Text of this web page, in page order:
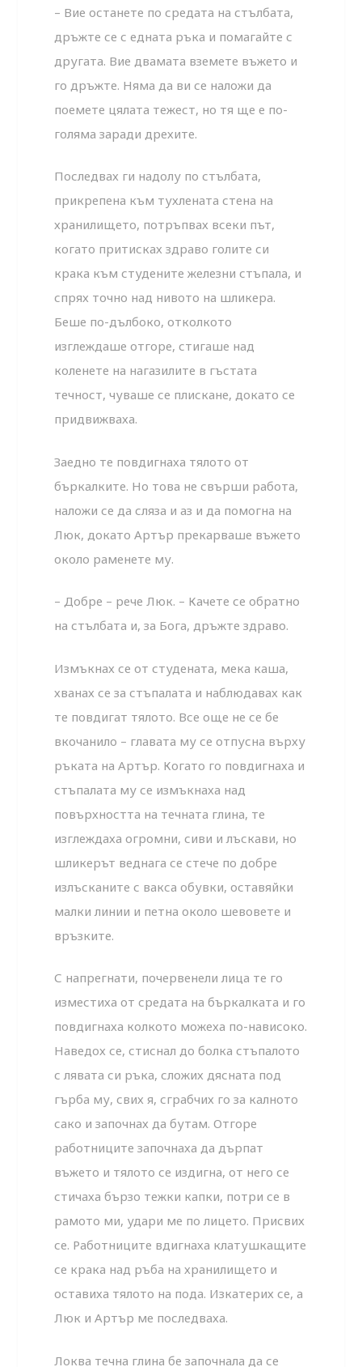
– Вие останете по средата на стълбата,
дръжте се с едната ръка и помагайте с
другата. Вие двамата вземете въжето и
го дръжте. Няма да ви се наложи да
поемете цялата тежест, но тя ще е по-
голяма заради дрехите.
Последвах ги надолу по стълбата,
прикрепена към тухлената стена на
хранилището, потръпвах всеки път,
когато притисках здраво голите си
крака към студените железни стъпала, и
спрях точно над нивото на шликера.
Беше по-дълбоко, отколкото
изглеждаше отгоре, стигаше над
коленете на нагазилите в гъстата
течност, чуваше се плискане, докато се
придвижваха.
Заедно те повдигнаха тялото от
бъркалките. Но това не свърши работа,
наложи се да сляза и аз и да помогна на
Люк, докато Артър прекарваше въжето
около раменете му.
– Добре – рече Люк. – Качете се обратно
на стълбата и, за Бога, дръжте здраво.
Измъкнах се от студената, мека каша,
хванах се за стъпалата и наблюдавах как
те повдигат тялото. Все още не се бе
вкочанило – главата му се отпусна върху
ръката на Артър. Когато го повдигнаха и
стъпалата му се измъкнаха над
повърхността на течната глина, те
изглеждаха огромни, сиви и лъскави, но
шликерът веднага се стече по добре
излъсканите с вакса обувки, оставяйки
малки линии и петна около шевовете и
връзките.
С напрегнати, почервенели лица те го
изместиха от средата на бъркалката и го
повдигнаха колкото можеха по-нависоко.
Наведох се, стиснал до болка стъпалото
с лявата си ръка, сложих дясната под
гърба му, свих я, сграбчих го за калното
сако и започнах да бутам. Отгоре
работниците започнаха да дърпат
въжето и тялото се издигна, от него се
стичаха бързо тежки капки, потри се в
рамото ми, удари ме по лицето. Присвих
се. Работниците вдигнаха клатушкащите
се крака над ръба на хранилището и
оставиха тялото на пода. Изкатерих се, а
Люк и Артър ме последваха.
Локва течна глина бе започнала да се